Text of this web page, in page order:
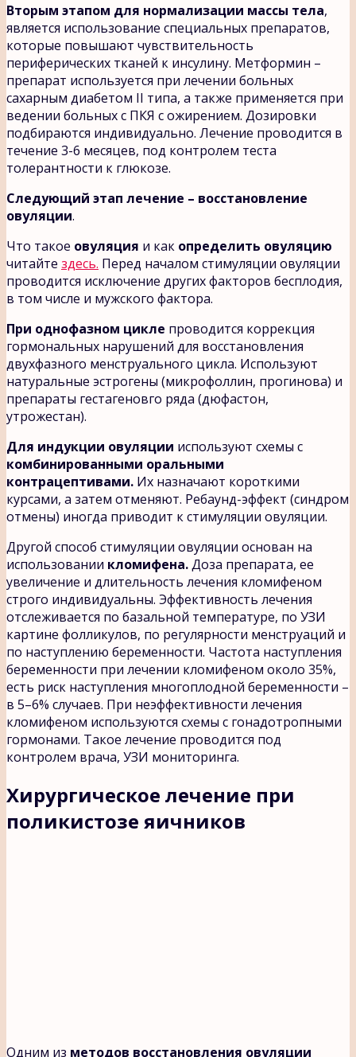
Вторым этапом для нормализации массы тела,
является использование специальных препаратов,
которые повышают чувствительность
периферических тканей к инсулину. Метформин –
препарат используется при лечении больных
сахарным диабетом II типа, а также применяется при
ведении больных с ПКЯ с ожирением. Дозировки
подбираются индивидуально. Лечение проводится в
течение 3-6 месяцев, под контролем теста
толерантности к глюкозе.
Следующий этап лечение – восстановление
овуляции.
Что такое овуляция и как определить овуляцию
читайте здесь. Перед началом стимуляции овуляции
проводится исключение других факторов бесплодия,
в том числе и мужского фактора.
При однофазном цикле проводится коррекция
гормональных нарушений для восстановления
двухфазного менструального цикла. Используют
натуральные эстрогены (микрофоллин, прогинова) и
препараты гестагеновго ряда (дюфастон,
утрожестан).
Для индукции овуляции используют схемы с
комбинированными оральными
контрацептивами. Их назначают короткими
курсами, а затем отменяют. Ребаунд-эффект (синдром
отмены) иногда приводит к стимуляции овуляции.
Другой способ стимуляции овуляции основан на
использовании кломифена.Доза препарата, ее
увеличение и длительность лечения кломифеном
строго индивидуальны. Эффективность лечения
отслеживается по базальной температуре, по УЗИ
картине фолликулов, по регулярности менструаций и
по наступлению беременности. Частота наступления
беременности при лечении кломифеном около 35%,
есть риск наступления многоплодной беременности –
в 5–6% случаев. При неэффективности лечения
кломифеном используются схемы с гонадотропными
гормонами. Такое лечение проводится под
контролем врача, УЗИ мониторинга.
Хирургическое лечение при
поликистозе яичников
Одним из методов восстановления овуляции